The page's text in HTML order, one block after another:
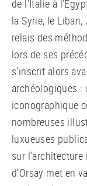
de l’Italie à
la Syrie, le
relais des
lors de ses
s’inscrit alors
archéologiques
iconographique
nombreuses
luxueuses
sur
d’Orsay met en